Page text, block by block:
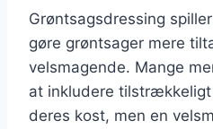
Grøntsagsdressing
gøre grøntsager mere
velsmagende. Mange
at inkludere
deres kost, men en